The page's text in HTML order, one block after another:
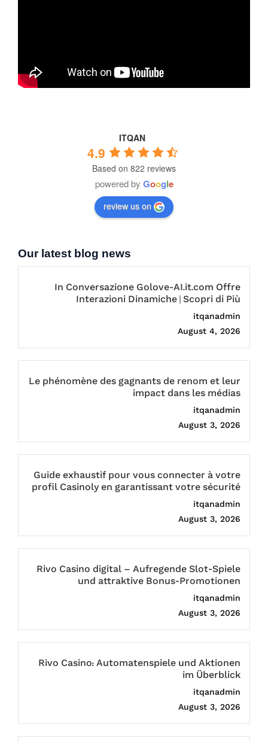
ITQAN
4.9
Based on 822 reviews
powered by Google
review us on
Our latest blog news
In Conversazione Golove-AI.it.com Offre
Interazioni Dinamiche | Scopri di Più
itqanadmin
August 4, 2026
Le phénomène des gagnants de renom et leur
impact dans les médias
itqanadmin
August 3, 2026
Guide exhaustif pour vous connecter à votre
profil Casinoly en garantissant votre sécurité
itqanadmin
August 3, 2026
Rivo Casino digital – Aufregende Slot-Spiele
und attraktive Bonus-Promotionen
itqanadmin
August 3, 2026
Rivo Casino: Automatenspiele und Aktionen
im Überblick
itqanadmin
August 3, 2026